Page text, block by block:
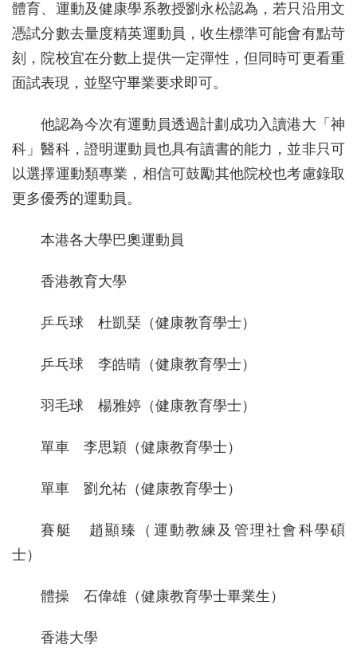
體育、運動及健康學系教授劉永松認為，若只沿用文
憑試分數去量度精英運動員，收生標準可能會有點苛
刻，院校宜在分數上提供一定彈性，但同時可更看重
面試表現，並堅守畢業要求即可。
他認為今次有運動員透過計劃成功入讀港大「神
科」醫科，證明運動員也具有讀書的能力，並非只可
以選擇運動類專業，相信可鼓勵其他院校也考慮錄取
更多優秀的運動員。
本港各大學巴奧運動員
香港教育大學
乒乓球 杜凱琹（健康教育學士）
乒乓球 李皓晴（健康教育學士）
羽毛球 楊雅婷（健康教育學士）
單車 李思穎（健康教育學士）
單車 劉允祐（健康教育學士）
賽艇 趙顯臻（運動教練及管理社會科學碩
士）
體操 石偉雄（健康教育學士畢業生）
香港大學